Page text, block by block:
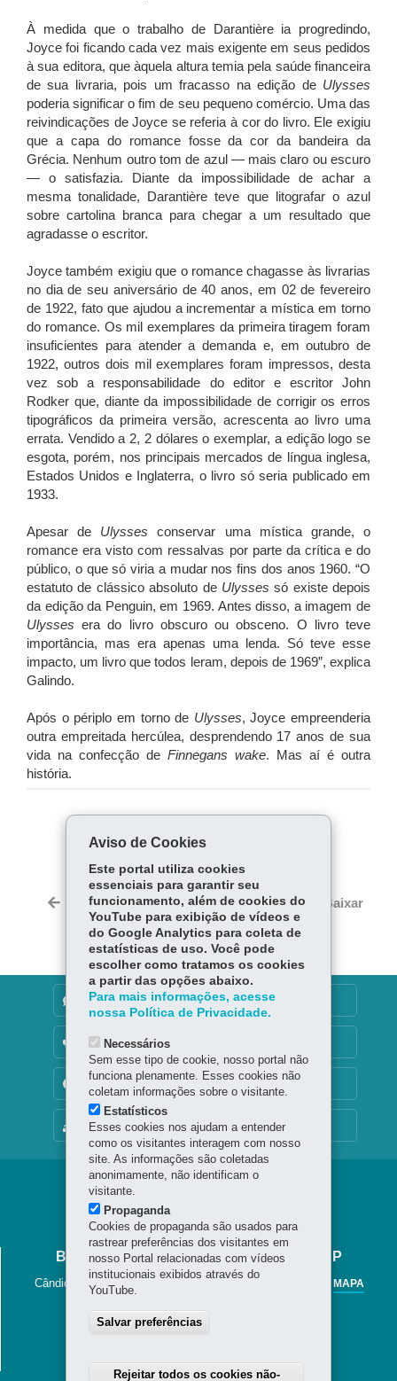
À medida que o trabalho de Darantière ia progredindo,
Joyce foi ficando cada vez mais exigente em seus pedidos
à sua editora, que àquela altura temia pela saúde financeira
de sua livraria, pois um fracasso na edição de Ulysses
poderia significar o fim de seu pequeno comércio. Uma das
reivindicações de Joyce se referia à cor do livro. Ele exigiu
que a capa do romance fosse da cor da bandeira da
Grécia. Nenhum outro tom de azul — mais claro ou escuro
— o satisfazia. Diante da impossibilidade de achar a
mesma tonalidade, Darantière teve que litografar o azul
sobre cartolina branca para chegar a um resultado que
agradasse o escritor.
Joyce também exigiu que o romance chagasse às livrarias
no dia de seu aniversário de 40 anos, em 02 de fevereiro
de 1922, fato que ajudou a incrementar a mística em torno
do romance. Os mil exemplares da primeira tiragem foram
insuficientes para atender a demanda e, em outubro de
1922, outros dois mil exemplares foram impressos, desta
vez sob a responsabilidade do editor e escritor John
Rodker que, diante da impossibilidade de corrigir os erros
tipográficos da primeira versão, acrescenta ao livro uma
errata. Vendido a 2, 2 dólares o exemplar, a edição logo se
esgota, porém, nos principais mercados de língua inglesa,
Estados Unidos e Inglaterra, o livro só seria publicado em
1933.
Apesar de Ulysses conservar uma mística grande, o
romance era visto com ressalvas por parte da crítica e do
público, o que só viria a mudar nos fins dos anos 1960. “O
estatuto de clássico absoluto de Ulysses só existe depois
da edição da Penguin, em 1969. Antes disso, a imagem de
Ulysses era do livro obscuro ou obsceno. O livro teve
importância, mas era apenas uma lenda. Só teve esse
impacto, um livro que todos leram, depois de 1969”, explica
Galindo.
Após o périplo em torno de Ulysses, Joyce empreenderia
outra empreitada hercúlea, desprendendo 17 anos de sua
vida na confecção de Finnegans wake. Mas aí é outra
história.
ce
bo
ok
Tw
itt
er
ts
Ap
p
Voltar Início Imprimir Baixar
MAPA DO SITE
DENUNCIE CORRUPÇÃO
OUVIDORIA
TRANSPARÊNCIA INSTITUCIONAL
Navegação
Jornal
Cândido
BIBLIOTECA PÚBLICA DO PARANÁ - BPP
Cândido Lopes, 133 - Centro MAPA
Horário de Atendimento
Sábados das 8h30 às 13h.
Aviso de Cookies
Este portal utiliza cookies
essenciais para garantir seu
funcionamento, além de cookies do
YouTube para exibição de vídeos e
do Google Analytics para coleta de
estatísticas de uso. Você pode
escolher como tratamos os cookies
a partir das opções abaixo.
Para mais informações, acesse
nossa Política de Privacidade.
Necessários
Sem esse tipo de cookie, nosso portal não
funciona plenamente. Esses cookies não
coletam informações sobre o visitante.
Estatísticos
Esses cookies nos ajudam a entender
como os visitantes interagem com nosso
site. As informações são coletadas
anonimamente, não identificam o
visitante.
Propaganda
Cookies de propaganda são usados para
rastrear preferências dos visitantes em
nosso Portal relacionadas com vídeos
institucionais exibidos através do
YouTube.
Salvar preferências
Rejeitar todos os cookies não-